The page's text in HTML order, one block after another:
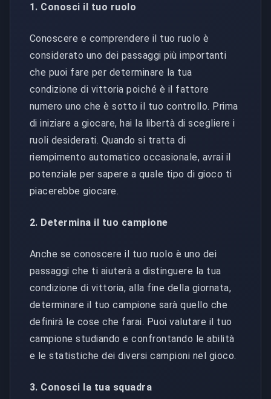
1. Conosci il tuo ruolo
Conoscere e comprendere il tuo ruolo è
considerato uno dei passaggi più importanti
che puoi fare per determinare la tua
condizione di vittoria poiché è il fattore
numero uno che è sotto il tuo controllo. Prima
di iniziare a giocare, hai la libertà di scegliere i
ruoli desiderati. Quando si tratta di
riempimento automatico occasionale, avrai il
potenziale per sapere a quale tipo di gioco ti
piacerebbe giocare.
2. Determina il tuo campione
Anche se conoscere il tuo ruolo è uno dei
passaggi che ti aiuterà a distinguere la tua
condizione di vittoria, alla fine della giornata,
determinare il tuo campione sarà quello che
definirà le cose che farai. Puoi valutare il tuo
campione studiando e confrontando le abilità
e le statistiche dei diversi campioni nel gioco.
3. Conosci la tua squadra